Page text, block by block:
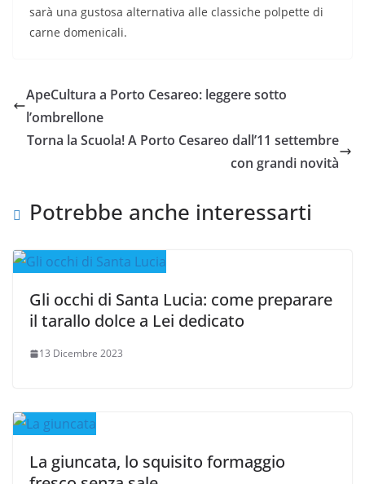
sarà una gustosa alternativa alle classiche polpette di
carne domenicali.
ApeCultura a Porto Cesareo: leggere sotto
l’ombrellone
Torna la Scuola! A Porto Cesareo dall’11 settembre
con grandi novità
Potrebbe anche interessarti
Gli occhi di Santa Lucia: come preparare
il tarallo dolce a Lei dedicato
13 Dicembre 2023
La giuncata, lo squisito formaggio